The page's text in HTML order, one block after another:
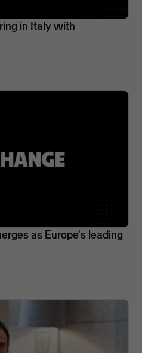
in Italy with
as Europe's leading